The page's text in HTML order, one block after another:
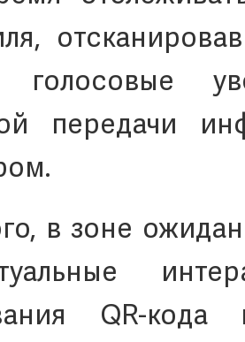
голосовые
передачи
в зоне
QR-